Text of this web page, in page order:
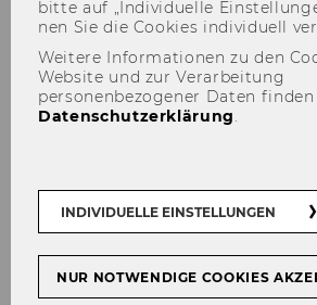
WU Mit­ar­bei­ter/innen
dun­gen auf einen Blick.
neue Mit­ar­bei­ter/innen an
Le­se­emp­feh­lung.
bitte auf „In­di­vi­du­el­le
nen Sie die Coo­kies in­di­vi­du­ell
Weitere Informationen zu den
Website und zur Verarbeitung
personenbezogener Daten
Datenschutzerklärung
INDIVIDUELLE EINSTELLUNGEN
NUR NOTWENDIGE COOKIES